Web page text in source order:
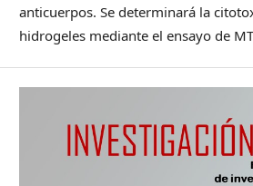
anticuerpos. Se determinará la
hidrogeles mediante el ensayo de